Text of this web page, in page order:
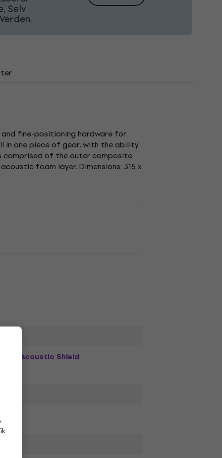
Selv
fine-positioning hardware for
in one piece of gear, with the ability
comprised of the outer composite
foam layer. Dimensions: 315 x
Acoustic Shield